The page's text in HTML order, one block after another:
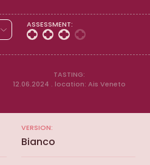
ASSESSMENT:
TASTING:
12.06.2024 . location: Ais Veneto
VERSION:
Bianco